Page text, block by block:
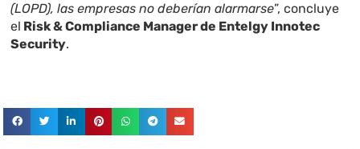
(LOPD), las empresas no deberían alarmarse”, concluye
el Risk & Compliance Manager de Entelgy Innotec
Security.